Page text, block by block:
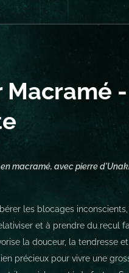
Macramé -
macramé, avec pierre
les blocages
et à prendre du recul
la douceur, la tendresse
précieux pour vivre une